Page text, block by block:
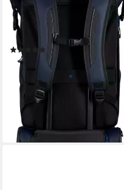
Freizeitrucksack
Laptoprucksack
Trolleyaufstecksystem Rolltop
Backpack
(16)
112,00 € UVP 139,00 €
-19%
lieferbar - in 2-3 Werktagen bei dir